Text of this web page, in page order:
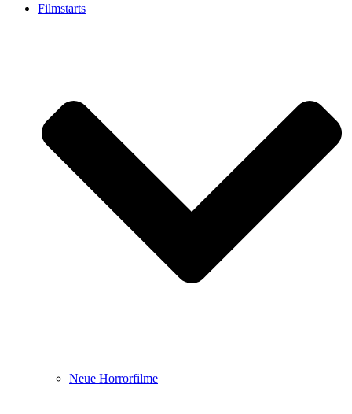
Filmstarts
Neue Horrorfilme